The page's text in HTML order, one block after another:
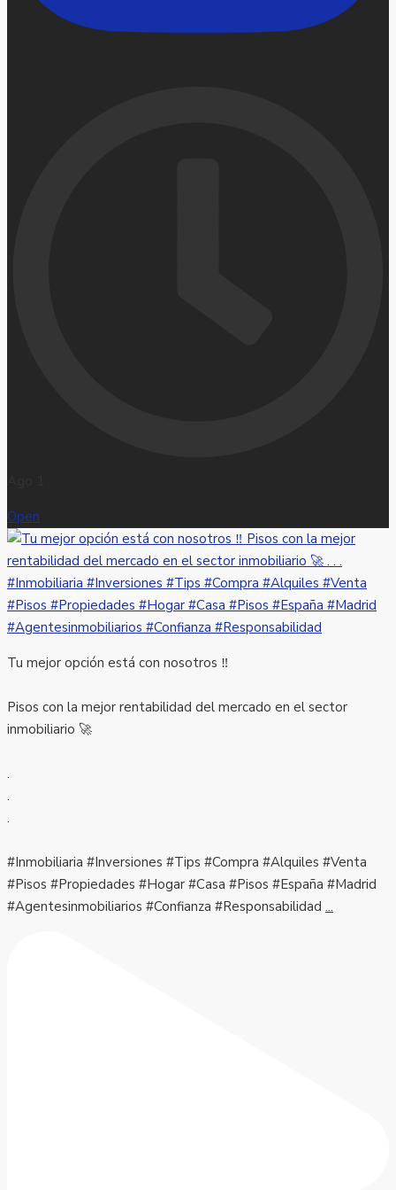
Open
Tu mejor opción está con nosotros ‼️
Pisos con la mejor rentabilidad del mercado en el sector
inmobiliario 🚀
.
.
.
#Inmobiliaria #Inversiones #Tips #Compra #Alquiles #Venta
#Pisos #Propiedades #Hogar #Casa #Pisos #España #Madrid
#Agentesinmobiliarios #Confianza #Responsabilidad ...